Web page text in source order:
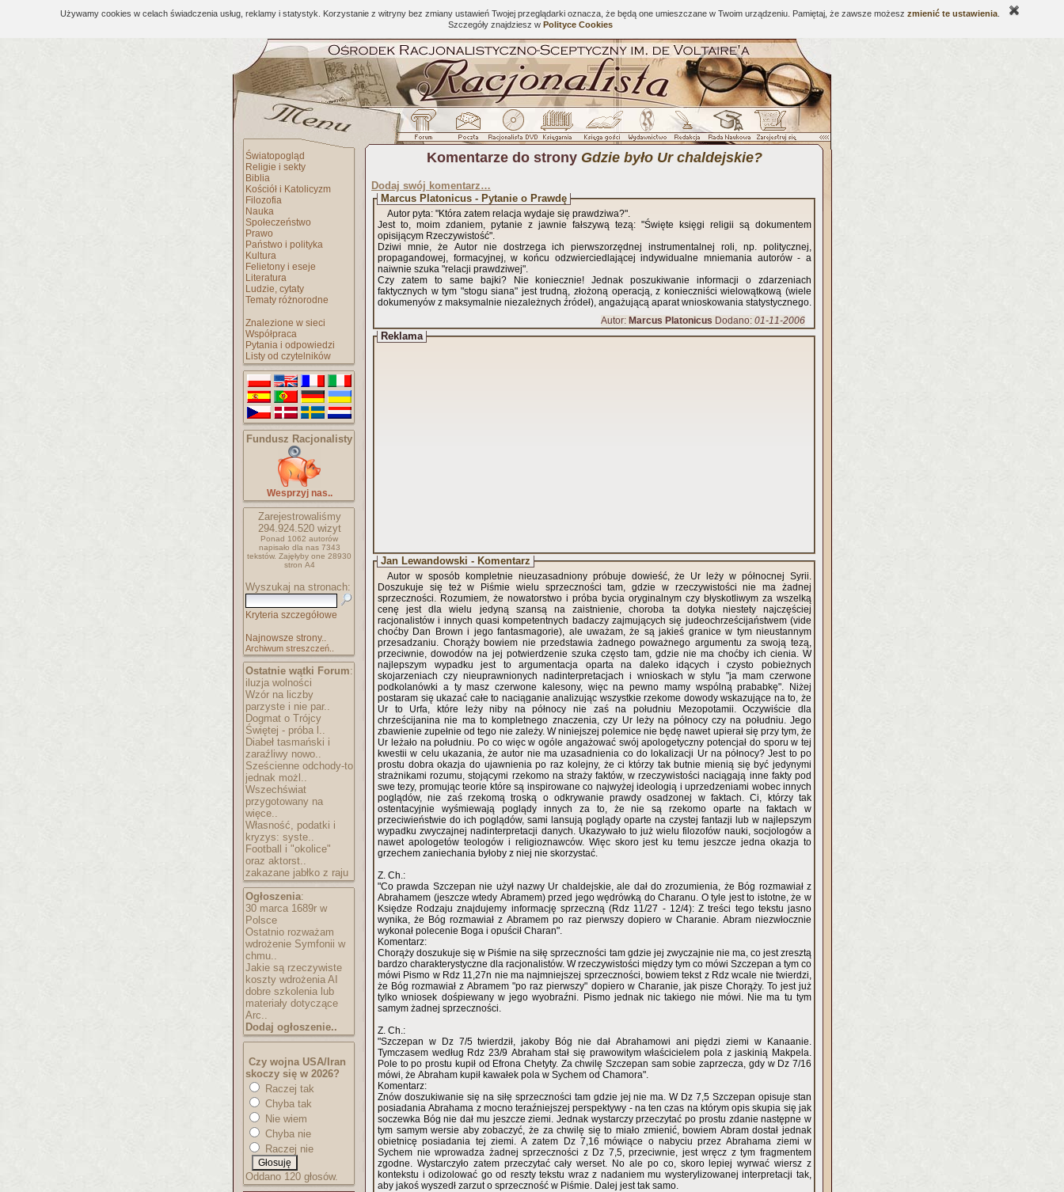
Używamy cookies w celach świadczenia usług, reklamy i statystyk. Korzystanie z witryny bez zmiany ustawień Twojej przeglądarki oznacza, że będą one umieszczane w Twoim urządzeniu. Pamiętaj, że zawsze możesz zmienić te ustawienia
Szczegóły znajdziesz w Polityce Cookies
Światopogląd
Religie i sekty
Biblia
Kościół i Katolicyzm
Filozofia
Nauka
Społeczeństwo
Prawo
Państwo i polityka
Kultura
Felietony i eseje
Literatura
Ludzie, cytaty
Tematy różnorodne
Znalezione w sieci
Współpraca
Pytania i odpowiedzi
Listy od czytelników
Fundusz Racjonalisty
Wesprzyj nas..
Zarejestrowaliśmy
294.924.520wizyt
Ponad 1062 autorów
napisało dla nas 7343
tekstów. Zajęłyby one 28930
stron A4
Wyszukaj na stronach:
Kryteria szczegółowe
Najnowsze strony..
Archiwum streszczeń..
Ostatnie wątki Forum:
iluzja wolności
Wzór na liczby
parzyste i nie par..
Dogmat o Trójcy
Świętej - próba l..
Diabeł tasmański i
zaraźliwy nowo..
Sześcienne odchody-to
jednak możl..
Wszechświat
przygotowany na
więce..
Własność, podatki i
kryzys: syste..
Football i "okolice"
oraz aktorst..
zakazane jabłko z raju
Ogłoszenia:
30 marca 1689r w
Polsce
Ostatnio rozważam
wdrożenie Symfonii w
chmu..
Jakie są rzeczywiste
koszty wdrożenia AI
dobre szkolenia lub
materiały dotyczące
Arc..
Dodaj ogłoszenie..
Czy wojna USA/Iran
skoczy się w 2026?
Raczej tak
Chyba tak
Nie wiem
Chyba nie
Raczej nie
Oddano 120 głosów.
Komentarze do strony Gdzie było Ur chaldejskie?
Dodaj swój komentarz…
Marcus Platonicus - Pytanie o Prawdę
Autor pyta: "Która zatem relacja wydaje się prawdziwa?".
Jest to, moim zdaniem, pytanie z jawnie fałszywą tezą: "Święte księgi religii są dokumentem
opisijącym Rzeczywistość".
Dziwi mnie, że Autor nie dostrzega ich pierwszorzędnej instrumentalnej roli, np. politycznej,
propagandowej, formacyjnej, w końcu odzwierciedlającej indywidualne mniemania autorów - a
naiwnie szuka "relacji prawdziwej".
Czy zatem to same bajki? Nie koniecznie! Jednak poszukiwanie informacji o zdarzeniach
faktycznych w tym "stogu siana" jest trudną, złożoną operacją, z konieczniści wielowątkową (wiele
dokumenyów z maksymalnie niezależnych źródeł), angażującą aparat wnioskowania statystycznego.
Autor: Marcus Platonicus Dodano: 01-11-2006
Reklama
Jan Lewandowski - Komentarz
Autor w sposób kompletnie nieuzasadniony próbuje dowieść, że Ur leży w północnej Syrii.
Doszukuje się też w Piśmie wielu sprzeczności tam, gdzie w rzeczywistości nie ma żadnej
sprzeczności. Rozumiem, że nowatorstwo i próba bycia oryginalnym czy błyskotliwym za wszelką
cenę jest dla wielu jedyną szansą na zaistnienie, choroba ta dotyka niestety najczęściej
racjonalistów i innych quasi kompetentnych badaczy zajmujących się judeochrześcijaństwem (vide
choćby Dan Brown i jego fantasmagorie), ale uważam, że są jakieś granice w tym nieustannym
przesadzaniu. Chorąży bowiem nie przedstawia żadnego poważnego argumentu za swoją tezą,
przeciwnie, dowodów na jej potwierdzenie szuka często tam, gdzie nie ma choćby ich cienia. W
najlepszym wypadku jest to argumentacja oparta na daleko idących i czysto pobieżnych
skojarzeniach czy nieuprawnionych nadinterpretacjach i wnioskach w stylu "ja mam czerwone
podkolanówki a ty masz czerwone kalesony, więc na pewno mamy wspólną prababkę". Niżej
postaram się ukazać całe to naciąganie analizując wszystkie rzekome dowody wskazujące na to, że
Ur to Urfa, które leży niby na północy nie zaś na południu Mezopotamii. Oczywiście dla
chrześcijanina nie ma to kompletnego znaczenia, czy Ur leży na północy czy na południu. Jego
zbawienie zupełnie od tego nie zależy. W niniejszej polemice nie będę nawet upierał się przy tym, że
Ur leżało na południu. Po co więc w ogóle angażować swój apologetyczny potencjał do sporu w tej
kwestii w celu ukazania, że autor nie ma uzasadnienia co do lokalizacji Ur na północy? Jest to po
prostu dobra okazja do ujawnienia po raz kolejny, że ci którzy tak butnie mienią się być jedynymi
strażnikami rozumu, stojącymi rzekomo na straży faktów, w rzeczywistości naciągają inne fakty pod
swe tezy, promując teorie które są inspirowane co najwyżej ideologią i uprzedzeniami wobec innych
poglądów, nie zaś rzekomą troską o odkrywanie prawdy osadzonej w faktach. Ci, którzy tak
ostentacyjnie wyśmiewają poglądy innych za to, że nie są rzekomo oparte na faktach w
przeciwieństwie do ich poglądów, sami lansują poglądy oparte na czystej fantazji lub w najlepszym
wypadku zwyczajnej nadinterpretacji danych. Ukazywało to już wielu filozofów nauki, socjologów a
nawet apologetów teologów i religioznawców. Więc skoro jest ku temu jeszcze jedna okazja to
grzechem zaniechania byłoby z niej nie skorzystać.
Z. Ch.:
"Co prawda Szczepan nie użył nazwy Ur chaldejskie, ale dał do zrozumienia, że Bóg rozmawiał z
Abrahamem (jeszcze wtedy Abramem) przed jego wędrówką do Charanu. O tyle jest to istotne, że w
Księdze Rodzaju znajdujemy informację sprzeczną (Rdz 11/27 - 12/4): Z treści tego tekstu jasno
wynika, że Bóg rozmawiał z Abramem po raz pierwszy dopiero w Charanie. Abram niezwłocznie
wykonał polecenie Boga i opuścił Charan".
Komentarz:
Chorąży doszukuje się w Piśmie na siłę sprzeczności tam gdzie jej zwyczajnie nie ma, co jest zresztą
bardzo charakterystyczne dla racjonalistów. W rzeczywistości między tym co mówi Szczepan a tym co
mówi Pismo w Rdz 11,27n nie ma najmniejszej sprzeczności, bowiem tekst z Rdz wcale nie twierdzi,
że Bóg rozmawiał z Abramem "po raz pierwszy" dopiero w Charanie, jak pisze Chorąży. To jest już
tylko wniosek dośpiewany w jego wyobraźni. Pismo jednak nic takiego nie mówi. Nie ma tu tym
samym żadnej sprzeczności.
Z. Ch.:
"Szczepan w Dz 7/5 twierdził, jakoby Bóg nie dał Abrahamowi ani piędzi ziemi w Kanaanie.
Tymczasem według Rdz 23/9 Abraham stał się prawowitym właścicielem pola z jaskinią Makpela.
Pole to po prostu kupił od Efrona Chetyty. Za chwilę Szczepan sam sobie zaprzecza, gdy w Dz 7/16
mówi, że Abraham kupił kawałek pola w Sychem od Chamora".
Komentarz:
Znów doszukiwanie się na siłę sprzeczności tam gdzie jej nie ma. W Dz 7,5 Szczepan opisuje stan
posiadania Abrahama z mocno teraźniejszej perspektywy - na ten czas na którym opis skupia się jak
soczewka Bóg nie dał mu jeszcze ziemi. Jednak wystarczy przeczytać po prostu zdanie następne w
tym samym wersie aby zobaczyć, że za chwilę się to miało zmienić, bowiem Abram dostał jednak
obietnicę posiadania tej ziemi. A zatem Dz 7,16 mówiące o nabyciu przez Abrahama ziemi w
Sychem nie wprowadza żadnej sprzeczności z Dz 7,5, przeciwnie, jest wręcz z tym fragmentem
zgodne. Wystarczyło zatem przeczytać cały werset. No ale po co, skoro lepiej wyrwać wiersz z
kontekstu i odizolować go od reszty tekstu wraz z nadaniem mu wysterylizowanej interpretacji tak,
aby jakoś wyszedł zarzut o sprzeczność w Piśmie. Dalej jest tak samo.